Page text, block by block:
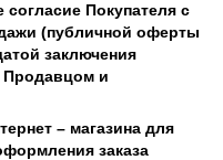
согласие Покупателя с
(публичной оферты
заключения
Продавцом и
– магазина для
заказа